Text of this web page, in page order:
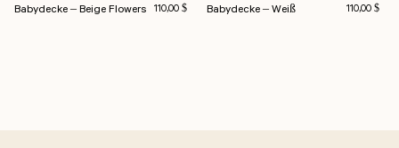
Babydecke – Beige Flowers Regulärer Preis
110,00 $ Babydecke – Weiß Regulärer
110,00 $